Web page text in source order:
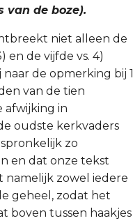
van de boze).
niet alleen de
en de vijfde vs. 4)
de opmerking bij 1
van de tien
afwijking in
oudste kerkvaders
zo
en dat onze tekst
namelijk zowel iedere
geheel, zodat het
boven tussen haakjes